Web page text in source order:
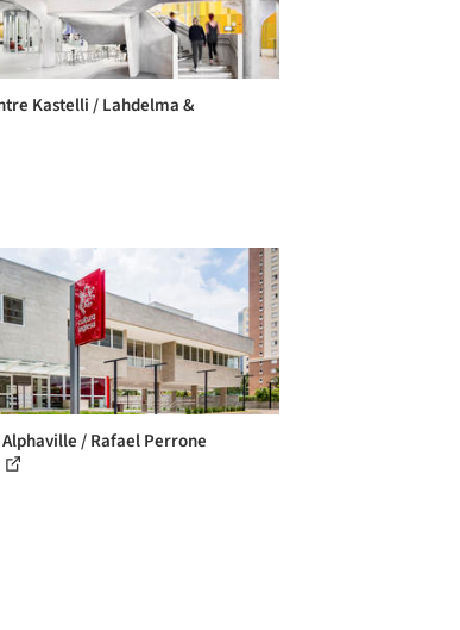
Kastelli / Lahdelma &
/ Rafael Perrone